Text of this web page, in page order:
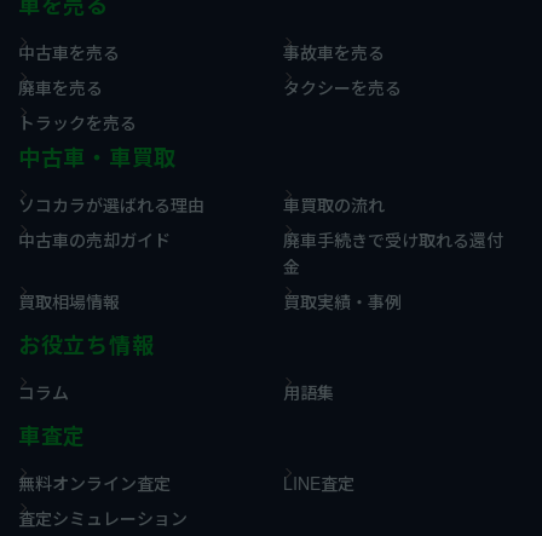
中古車を売る
事故車を売る
廃車を売る
タクシーを売る
トラックを売る
中古車・車買取
ソコカラが選ばれる理由
車買取の流れ
中古車の売却ガイド
廃車手続きで受け取れる還付
金
買取相場情報
買取実績・事例
お役立ち情報
コラム 用語集
車査定
無料オンライン査定
LINE査定
査定シミュレーション